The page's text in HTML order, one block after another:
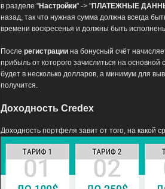
в разделе "Настройки" -> "ПЛАТЕЖНЫЕ
назад, так что нужная сумма должна всегда
времени воскресенья и должны быть
После регистрации на бонусный счёт
прибыль от которого зачислиться на
будет в несколько долларов, а минимум для
получится.
Доходность Credex
Доходность портфеля завит от того, на какой